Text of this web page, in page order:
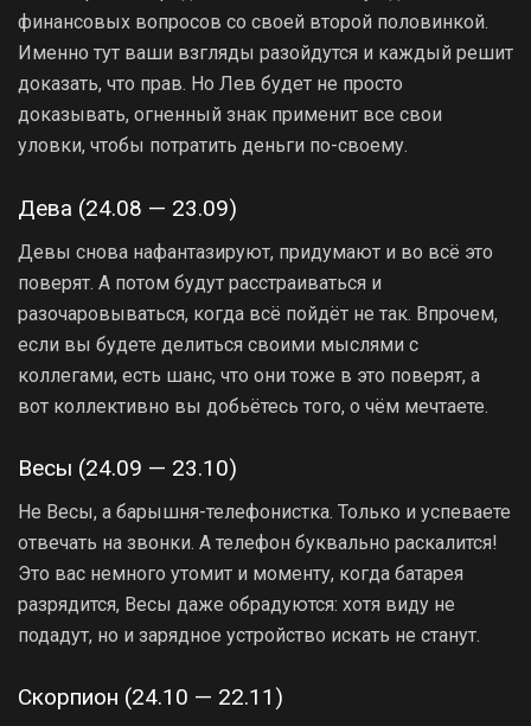
финансовых вопросов со своей второй половинкой.
Именно тут ваши взгляды разойдутся и каждый решит
доказать, что прав. Но Лев будет не просто
доказывать, огненный знак применит все свои
уловки, чтобы потратить деньги по-своему.
Дева (24.08 — 23.09)
Девы снова нафантазируют, придумают и во всё это
поверят. А потом будут расстраиваться и
разочаровываться, когда всё пойдёт не так. Впрочем,
если вы будете делиться своими мыслями с
коллегами, есть шанс, что они тоже в это поверят, а
вот коллективно вы добьётесь того, о чём мечтаете.
Весы (24.09 — 23.10)
Не Весы, а барышня-телефонистка. Только и успеваете
отвечать на звонки. А телефон буквально раскалится!
Это вас немного утомит и моменту, когда батарея
разрядится, Весы даже обрадуются: хотя виду не
подадут, но и зарядное устройство искать не станут.
Скорпион (24.10 — 22.11)